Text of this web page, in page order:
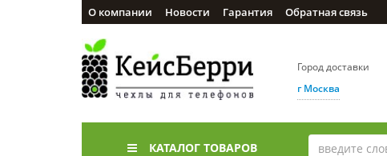
О компании Новости Гарантия Обратная связь
Город доставки
г Москва
КАТАЛОГ ТОВАРОВ